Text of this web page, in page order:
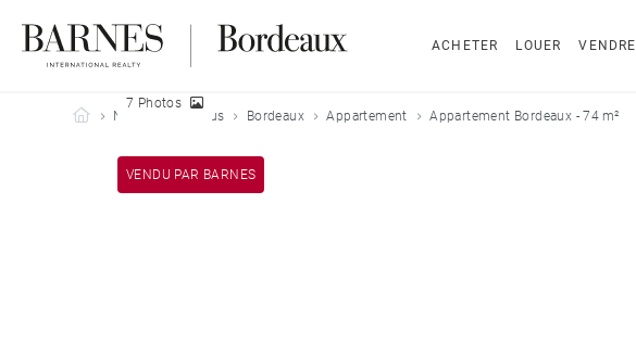
ACHETER LOUER VENDRE
Barnes Bordeaux
Nos biens vendus Bordeaux Appartement Appartement Bordeaux - 74 m²
VENDU PAR BARNES
7 Photos